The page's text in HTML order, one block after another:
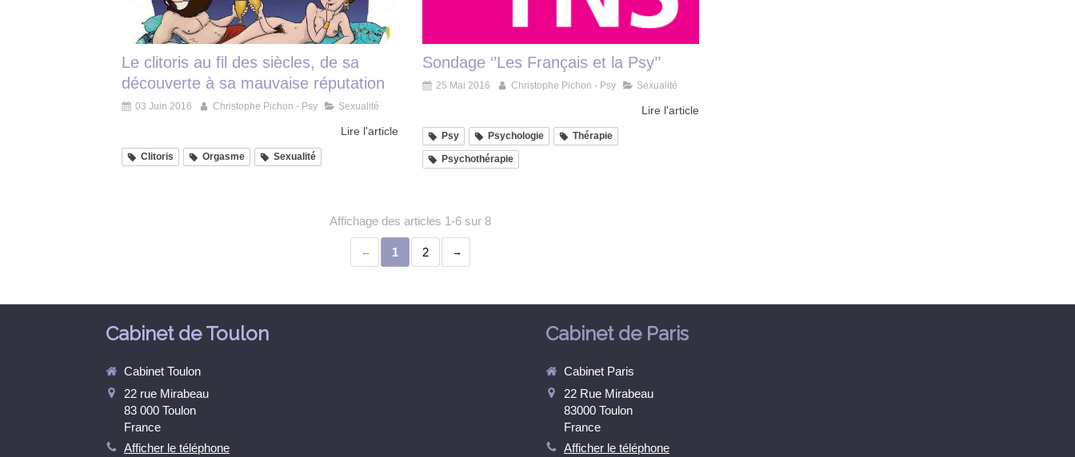
Le clitoris au fil des siècles, de sa
découverte à sa mauvaise réputation
03 Juin 2016 Christophe Pichon - Psy Sexualité
Lire l'article
Clitoris Orgasme Sexualité
Sondage ‘’Les Français et la Psy’’
25 Mai 2016 Christophe Pichon - Psy Sexualité
Lire l'article
Psy Psychologie Thérapie
Psychothérapie
Affichage des articles 1-6 sur 8
1 2
Cabinet de Toulon
Cabinet Toulon
22 rue Mirabeau
83 000 Toulon
France
Afficher le téléphone
Cabinet de Paris
Cabinet Paris
22 Rue Mirabeau
83000 Toulon
France
Afficher le téléphone